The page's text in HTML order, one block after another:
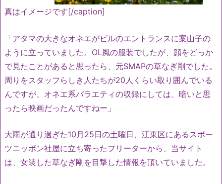
真はイメージです[/caption]
「アタマの大きなオネエがビルのエントランスに案山子の
ように立っていました。OL風の服装でしたが、顔をどっか
で見たことがあると思ったら、元SMAPの草なぎ剛でした。
周りをスタッフらしき人たちが20人くらい取り囲んでいる
んですが、オネエ系バラエティの収録にしては、暗いと思
ったら映画だったんですねー」
大雨が通り過ぎた10月25日の土曜日、江東区にあるスポー
ツニッポン社屋に立ち寄ったフリーターから、当サイト
は、女装した草なぎ剛を目撃した情報を頂いていました。